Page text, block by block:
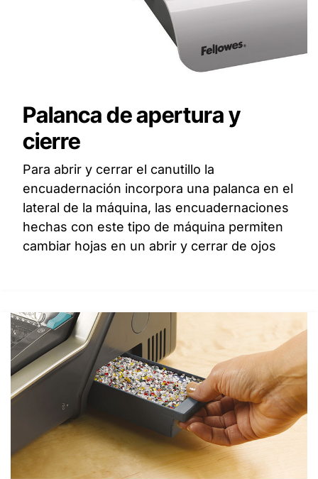
Palanca de apertura y
cierre
Para abrir y cerrar el canutillo la
encuadernación incorpora una palanca en el
lateral de la máquina, las encuadernaciones
hechas con este tipo de máquina permiten
cambiar hojas en un abrir y cerrar de ojos